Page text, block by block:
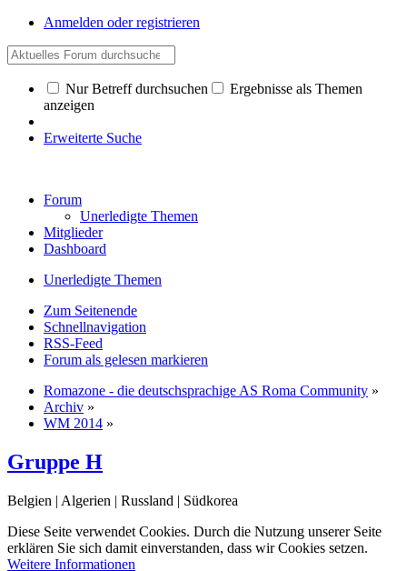
Anmelden oder registrieren
Nur Betreff durchsuchen
Ergebnisse als Themen
anzeigen
Erweiterte Suche
Forum
Unerledigte Themen
Mitglieder
Dashboard
Unerledigte Themen
Zum Seitenende
Schnellnavigation
RSS-Feed
Forum als gelesen markieren
Romazone - die deutschsprachige AS Roma Community »
Archiv »
WM 2014 »
Gruppe H
Belgien | Algerien | Russland | Südkorea
Diese Seite verwendet Cookies. Durch die Nutzung unserer Seite
erklären Sie sich damit einverstanden, dass wir Cookies setzen.
Weitere Informationen